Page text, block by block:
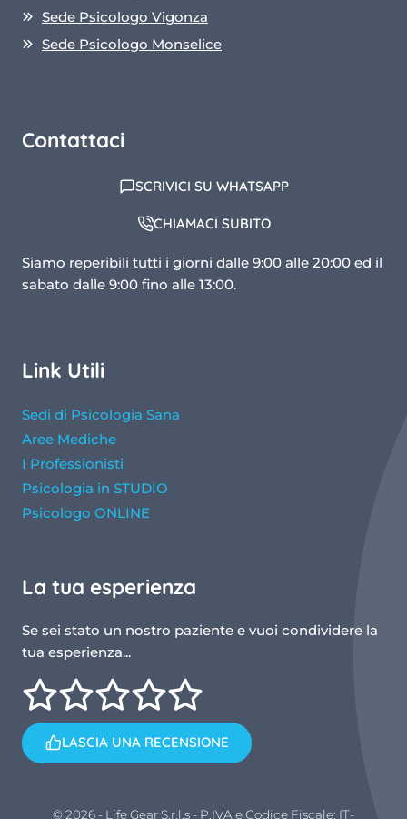
Sede Psicologo Vigonza
Sede Psicologo Monselice
Contattaci
SCRIVICI SU WHATSAPP
CHIAMACI SUBITO
Siamo reperibili tutti i giorni dalle 9:00 alle 20:00 ed il
sabato dalle 9:00 fino alle 13:00.
Link Utili
Sedi di Psicologia Sana
Aree Mediche
I Professionisti
Psicologia in STUDIO
Psicologo ONLINE
La tua esperienza
Se sei stato un nostro paziente e vuoi condividere la
tua esperienza...
LASCIA UNA RECENSIONE
© 2026 - Life Gear S.r.l.s - P.IVA e Codice Fiscale: IT-